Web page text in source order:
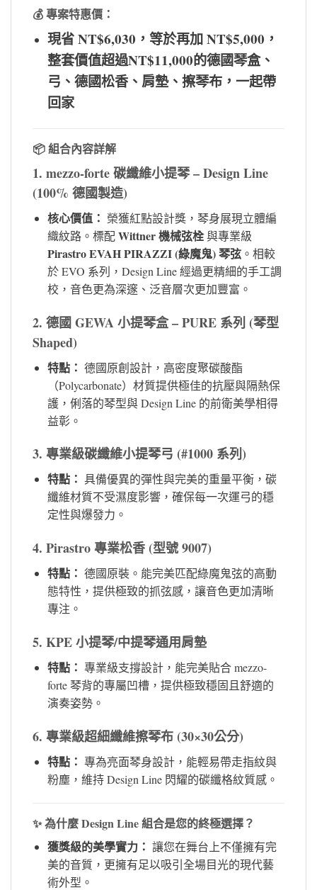
💰 專案特惠價：
現省 NT$6,030，等於再加 NT$5,000，
整套價值超過NT$11,000的德國琴盒、
弓、德國松香、肩墊、擦琴布，一起帶
回家
📦 組合內容詳解
1. mezzo-forte 碳纖維小提琴 – Design Line
(100% 德國製造)
核心價值： 榮獲紅點設計獎，琴身展現立體編
織紋路。標配Wittner 機械弦栓與專業級
Pirastro EVAH PIRAZZI (綠魔鬼) 琴弦。相較
於 EVO 系列，Design Line 經過更精細的手工調
校，音色更為深邃、泛音層次更加豐富。
2. 德國 GEWA 小提琴盒 – PURE 系列 (琴型
Shaped)
特點： 德國原創設計，高密度聚碳酸酯
（Polycarbonate）材質提供極佳的抗壓與隔熱保
護，俐落的琴型與 Design Line 的前衛美學相得
益彰。
3. 專業級碳纖維小提琴弓 (#1000 系列)
特點： 具備優異的彈性與完美的重量平衡，碳
纖維材質不受濕度影響，確保每一次運弓的穩
定性與爆發力。
4. Pirastro 專業松香 (型號 9007)
特點： 德國原裝。能完美匹配綠魔鬼弦的高動
態特性，提供極致的抓弦感，讓音色更加清晰
專注。
5. KPE 小提琴/中提琴通用肩墊
特點： 專業級支撐設計，能完美貼合 mezzo-
forte 琴背的專屬凹槽，提供極致穩固且舒適的
演奏姿勢。
6. 專業級超細纖維擦琴布 (30×30公分)
特點： 專為亮面琴身設計，能輕易帶走指紋與
粉塵，維持 Design Line 閃耀的碳纖格紋質感。
✨ 為什麼 Design Line 組合是您的終極選擇？
獲獎級的美學實力： 讓您在舞台上不僅擁有完
美的音質，更擁有足以吸引全場目光的現代藝
術外型。